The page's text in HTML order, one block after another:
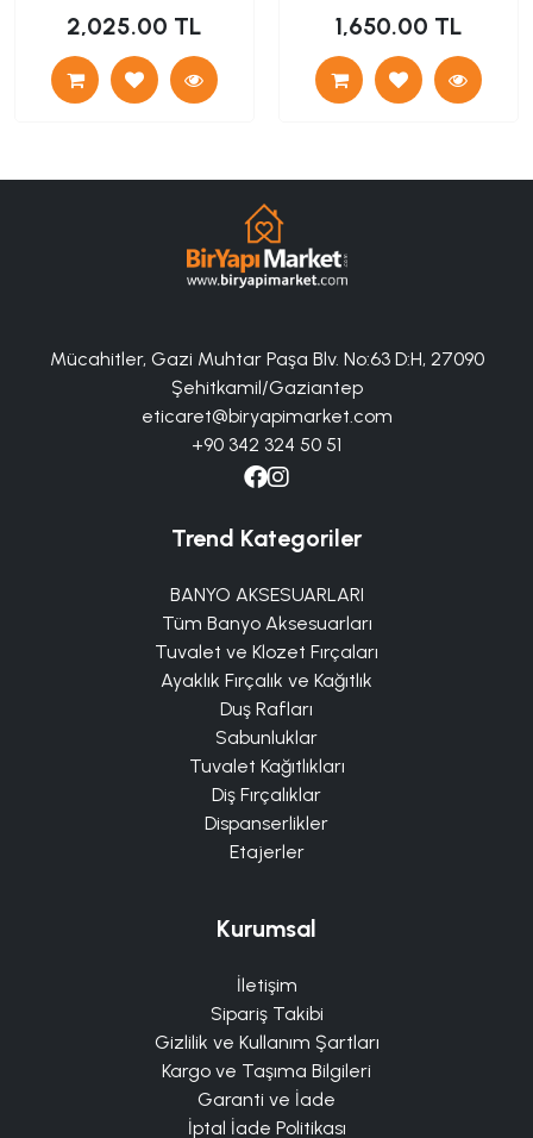
2,025.00 TL 1,650.00 TL
Mücahitler, Gazi Muhtar Paşa Blv. No:63 D:H, 27090
Şehitkamil/Gaziantep
eticaret@biryapimarket.com
+90 342 324 50 51
Trend Kategoriler
BANYO AKSESUARLARI
Tüm Banyo Aksesuarları
Tuvalet ve Klozet Fırçaları
Ayaklık Fırçalık ve Kağıtlık
Duş Rafları
Sabunluklar
Tuvalet Kağıtlıkları
Diş Fırçalıklar
Dispanserlikler
Etajerler
Kurumsal
İletişim
Sipariş Takibi
Gizlilik ve Kullanım Şartları
Kargo ve Taşıma Bilgileri
Garanti ve İade
İptal İade Politikası